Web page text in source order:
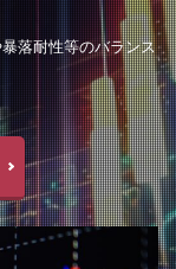
落耐性等のバランス